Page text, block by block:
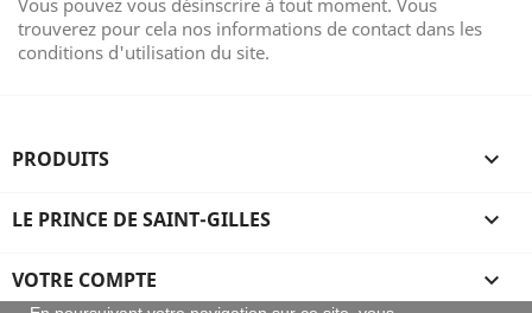
Vous pouvez vous désinscrire à tout moment. Vous
trouverez pour cela nos informations de contact dans les
conditions d'utilisation du site.
PRODUITS 
LE PRINCE DE SAINT-GILLES 
VOTRE COMPTE 